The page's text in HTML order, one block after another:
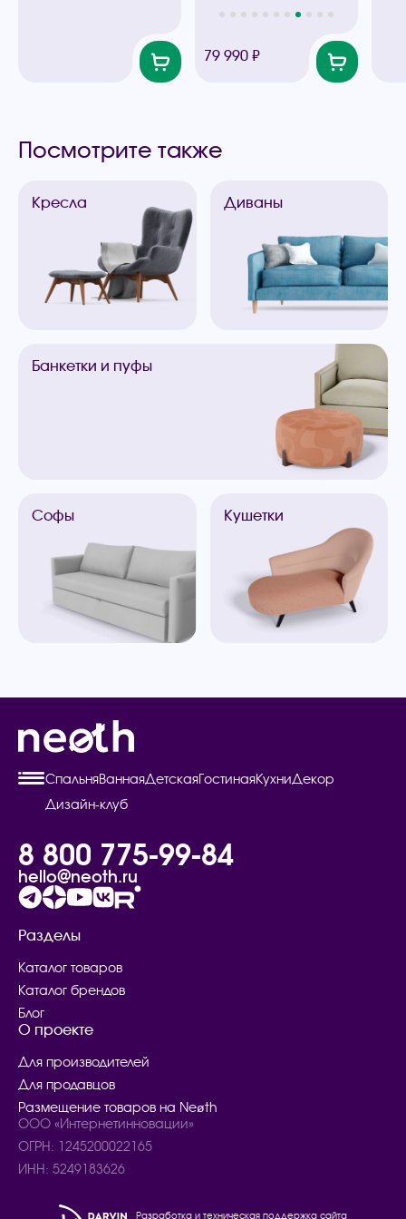
79 990 ₽
Посмотрите также
Кресла Диваны
Банкетки и пуфы
Софы Кушетки
СпальняВаннаяДетскаяГостинаяКухниДекор
Дизайн-клуб
8 800 775-99-84
hello@neoth.ru
Разделы
Каталог товаров
Каталог брендов
Блог
О проекте
Для производителей
Для продавцов
Размещение товаров на Neøth
ООО «Интернетинновации»
ОГРН: 1245200022165
ИНН: 5249183626
Разработка и техническая поддержка сайта